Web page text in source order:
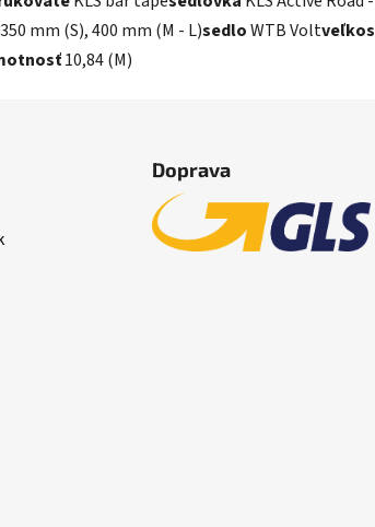
mm (S), 400 mm (M - L)sedloWTB Volt
10,84 (M)
Doprava